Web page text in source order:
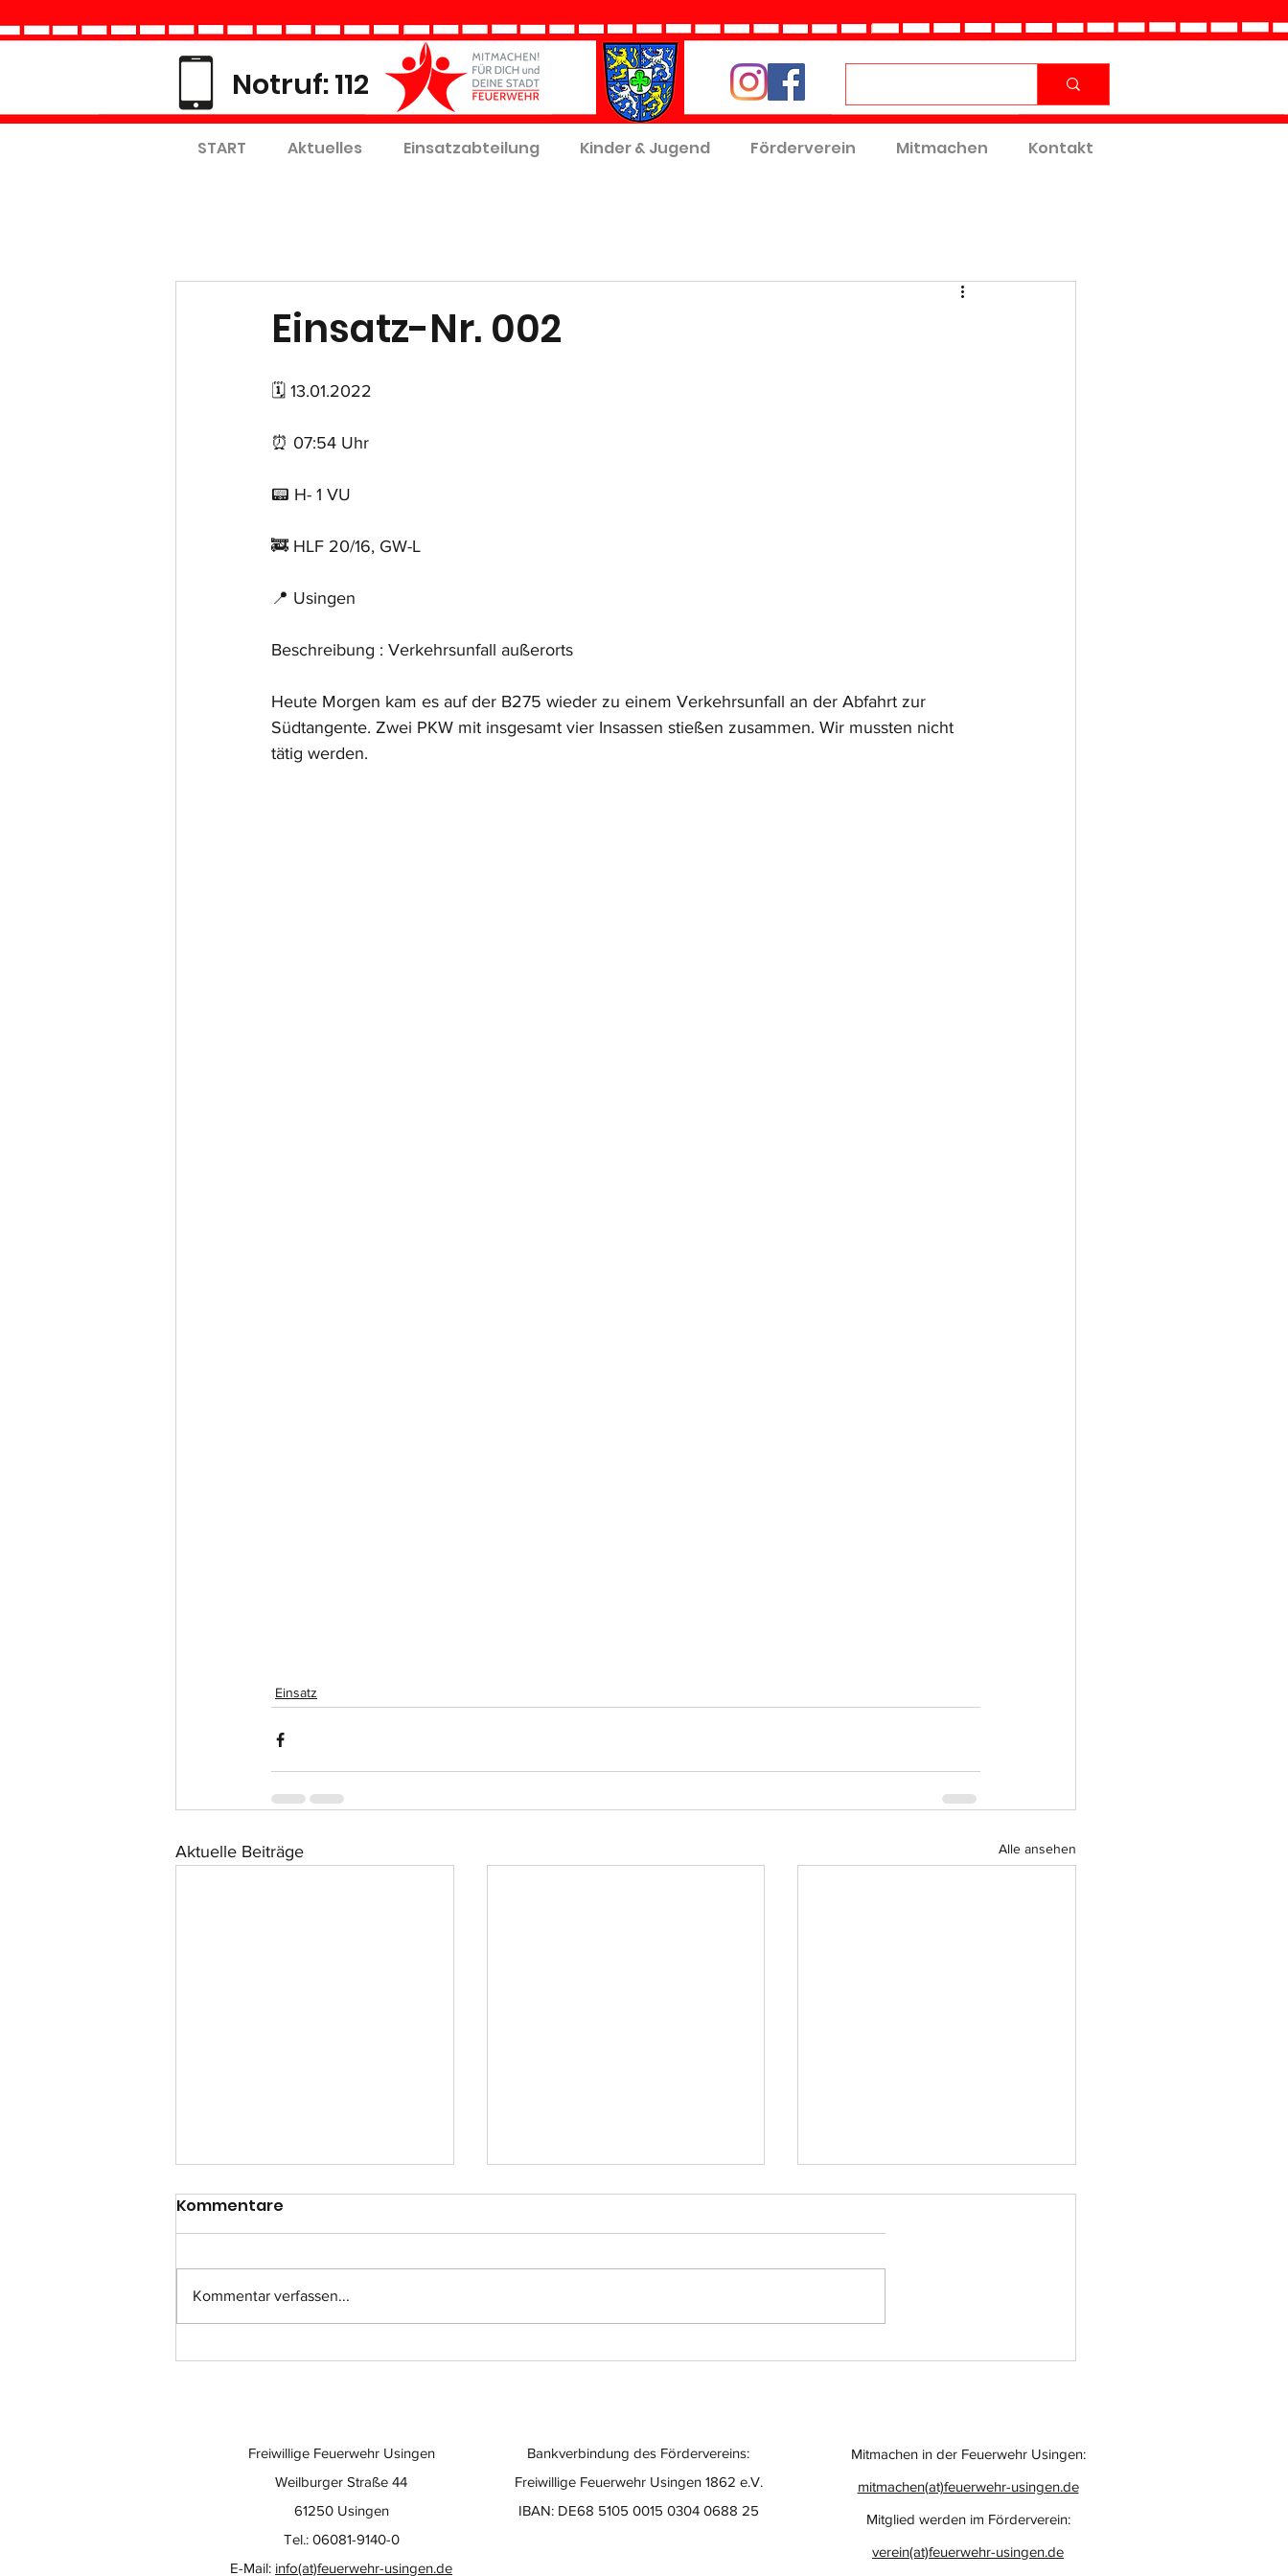
Notruf: 112
START Aktuelles Einsatzabteilung Kinder & Jugend Förderverein Mitmachen Kontakt
Einsatz-Nr. 002
🗓 13.01.2022
⏰ 07:54 Uhr
📟 H- 1 VU
🚒 HLF 20/16, GW-L
📍 Usingen
Beschreibung : Verkehrsunfall außerorts
Heute Morgen kam es auf der B275 wieder zu einem Verkehrsunfall an der Abfahrt zur
Südtangente. Zwei PKW mit insgesamt vier Insassen stießen zusammen. Wir mussten nicht
tätig werden.
Einsatz
Aktuelle Beiträge Alle ansehen
Einsatz-Nr.: 057
Kommentare
Kommentar verfassen...
Bankverbindung des Fördervereins:
Freiwillige Feuerwehr Usingen 1862 e.V.
IBAN: DE68 5105 0015 0304 0688 25
Freiwillige Feuerwehr Usingen
Weilburger Straße 44
61250 Usingen
Tel.: 06081-9140-0
E-Mail: info(at)feuerwehr-usingen.de
Mitmachen in der Feuerwehr Usingen:
mitmachen(at)feuerwehr-usingen.de
Mitglied werden im Förderverein:
verein(at)feuerwehr-usingen.de